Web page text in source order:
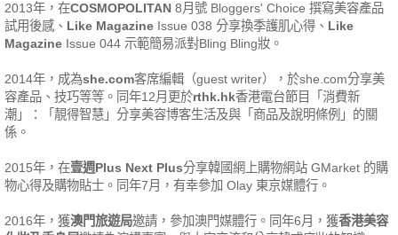
2013年，在COSMOPOLITAN 8月號 Bloggers' Choice 撰寫美容產品
試用後感、 Like Magazine Issue 038 分享換季護肌心得、 Like
Magazine Issue 044 示範簡易派對Bling Bling妝。
2014年，成為she.com客席編輯（guest writer），於she.com分享美
容產品、技巧等等。同年12月更於rthk.hk香港電台節目「消費新
潮」：「靚得智慧」分享美容博客生活及與「商品及說明條例」的關
係。
2015年，在壹週Plus Next Plus分享韓國網上購物網站 GMarket 的購
物心得及購物貼士。同年7月，有幸參加 Olay 東京媒體行。
2016年，獲澳門旅遊局邀請，參加澳門媒體行。同年6月，獲香港美容